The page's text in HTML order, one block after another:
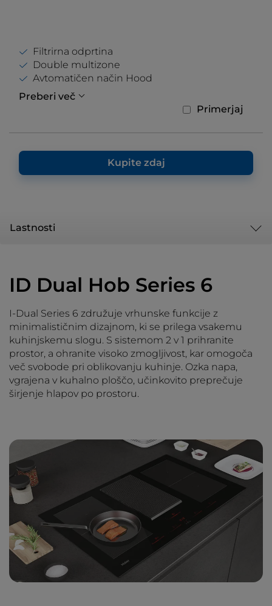
Filtrirna odprtina
Double multizone
Avtomatičen način Hood
Preberi več
Primerjaj
Kupite zdaj
Lastnosti
ID Dual Hob Series 6
I-Dual Series 6 združuje vrhunske funkcije z
minimalističnim dizajnom, ki se prilega vsakemu
kuhinjskemu slogu. S sistemom 2 v 1 prihranite
prostor, a ohranite visoko zmogljivost, kar omogoča
več svobode pri oblikovanju kuhinje. Ozka napa,
vgrajena v kuhalno ploščo, učinkovito preprečuje
širjenje hlapov po prostoru.